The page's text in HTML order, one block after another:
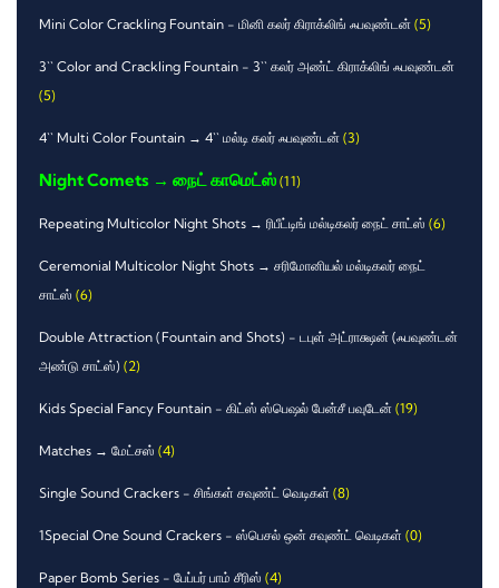
Mini Color Crackling Fountain - மினி கலர் கிராக்லிங் ஃபவுண்டன் (5)
3`` Color and Crackling Fountain - 3`` கலர் அண்ட் கிராக்லிங் ஃபவுண்டன்
(5)
4`` Multi Color Fountain → 4`` மல்டி கலர் ஃபவுண்டன் (3)
Night Comets → நைட் காமெட்ஸ் (11)
Repeating Multicolor Night Shots → ரிபீட்டிங் மல்டிகலர் நைட் சாட்ஸ் (6)
Ceremonial Multicolor Night Shots → சரிமோனியல் மல்டிகலர் நைட்
சாட்ஸ் (6)
Double Attraction (Fountain and Shots) - டபுள் அட்ராக்ஷன் (ஃபவுண்டன்
அண்டு சாட்ஸ்) (2)
Kids Special Fancy Fountain - கிட்ஸ் ஸ்பெஷல் பேன்சீ பவுடேன் (19)
Matches → மேட்சஸ் (4)
Single Sound Crackers - சிங்கள் சவுண்ட் வெடிகள் (8)
1Special One Sound Crackers - ஸ்பெசல் ஒன் சவுண்ட் வெடிகள் (0)
Paper Bomb Series - பேப்பர் பாம் சீரிஸ் (4)